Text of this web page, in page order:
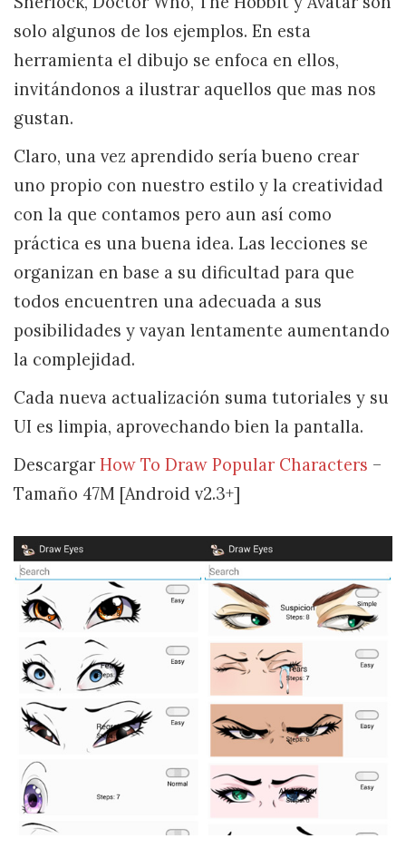
solo algunos de los ejemplos. En esta
herramienta el dibujo se enfoca en ellos,
invitándonos a ilustrar aquellos que mas nos
gustan.
Claro, una vez aprendido sería bueno crear
uno propio con nuestro estilo y la creatividad
con la que contamos pero aun así como
práctica es una buena idea. Las lecciones se
organizan en base a su dificultad para que
todos encuentren una adecuada a sus
posibilidades y vayan lentamente aumentando
la complejidad.
Cada nueva actualización suma tutoriales y su
UI es limpia, aprovechando bien la pantalla.
Descargar How To Draw Popular Characters –
Tamaño 47M [Android v2.3+]